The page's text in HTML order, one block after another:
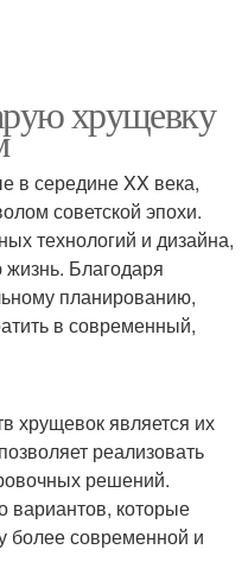
хрущевку
в середине XX века,
советской эпохи.
технологий и дизайна,
Благодаря
планированию,
в современный,
хрущевок является их
реализовать
решений.
вариантов, которые
более современной и